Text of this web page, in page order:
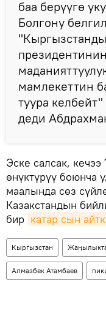
баа берүүгө
Болгону
мамлекеттин
туура
деди
Эске салсак, кечээ
өнүктүрүү боюнча
маалында сөз
Казакстандын
бир катар сын
Кыргызстан
Алмазбек Атамбаев